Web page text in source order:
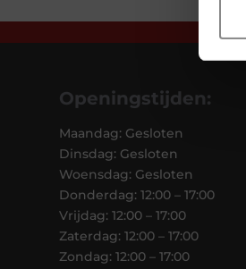
Openingstijden:
Maandag: Gesloten
Dinsdag: Gesloten
Woensdag: Gesloten
Donderdag: 12:00 – 17:00
Vrijdag: 12:00 – 17:00
Zaterdag: 12:00 – 17:00
Zondag: 12:00 – 17:00